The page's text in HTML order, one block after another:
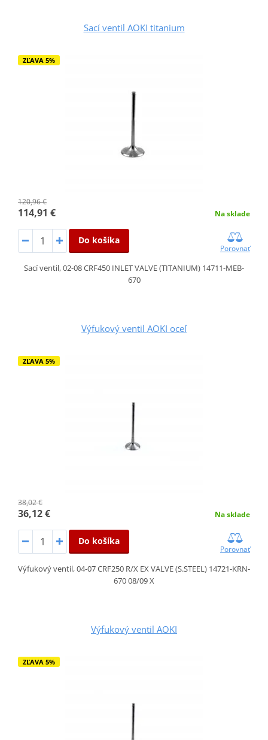
Sací ventil AOKI titanium
ZĽAVA 5%
120,96 €
114,91 € Na sklade
Do košíka
Porovnať
Sací ventil, 02-08 CRF450 INLET VALVE (TITANIUM) 14711-MEB-
670
Výfukový ventil AOKI oceľ
ZĽAVA 5%
38,02 €
36,12 € Na sklade
Do košíka
Porovnať
Výfukový ventil, 04-07 CRF250 R/X EX VALVE (S.STEEL) 14721-KRN-
670 08/09 X
Výfukový ventil AOKI
ZĽAVA 5%